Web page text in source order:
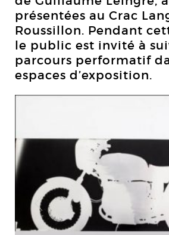
présentées au Crac
Roussillon. Pendant
le public est invité à
parcours performatif
espaces d’exposition.